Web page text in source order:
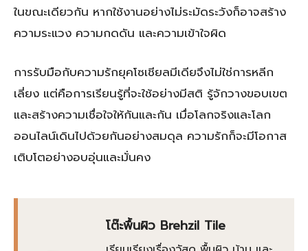
ในขณะเดียวกัน หากใช้งานอย่างไม่ระมัดระวังก็อาจสร้าง
ความระแวง ความกดดัน และความเข้าใจผิด
การรับมือกับความรักยุคโซเชียลมีเดียจึงไม่ใช่การหลีก
เลี่ยง แต่คือการเรียนรู้ที่จะใช้อย่างมีสติ รู้จักวางขอบเขต
และสร้างความเชื่อใจให้กันและกัน เมื่อโลกจริงและโลก
ออนไลน์เดินไปด้วยกันอย่างสมดุล ความรักก็จะมีโอกาส
เติบโตอย่างอบอุ่นและมั่นคง
โต๊ะพื้นผิว Brehzil Tile